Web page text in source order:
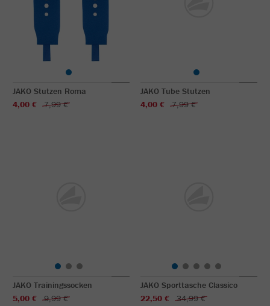
JAKO Stutzen Roma
4,00 €
7,99 €
JAKO Tube Stutzen
4,00 €
7,99 €
JAKO Trainingssocken
5,00 €
9,99 €
JAKO Sporttasche Classico
22,50 €
34,99 €